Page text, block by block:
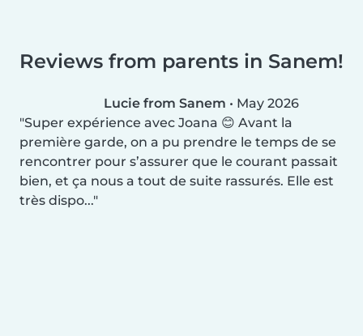
Reviews from parents in Sanem!
Lucie from Sanem • May 2026
Super expérience avec Joana 😊 Avant la
première garde, on a pu prendre le temps de se
rencontrer pour s’assurer que le courant passait
bien, et ça nous a tout de suite rassurés. Elle est
très dispo...